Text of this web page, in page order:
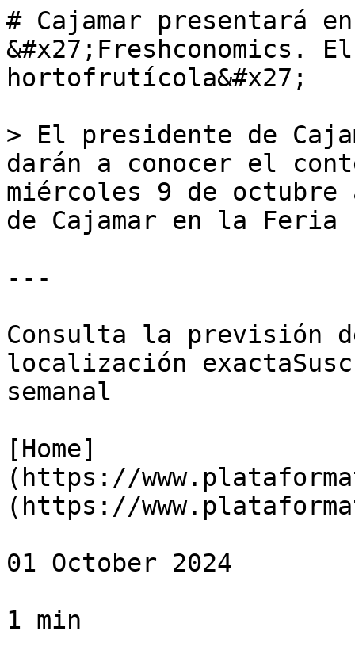
# Cajamar presentará
&#x27;Freshconomics.
hortofrutícola&#x27;
> El presidente de
darán a conocer el
miércoles 9 de
de Cajamar en la Feria
---
Consulta la previsión
localización
semanal
[Home]
(https://
(https://
01 October 2024
1 min